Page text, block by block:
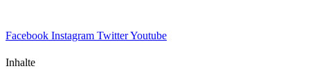
Facebook Instagram TwitterYoutube
Inhalte